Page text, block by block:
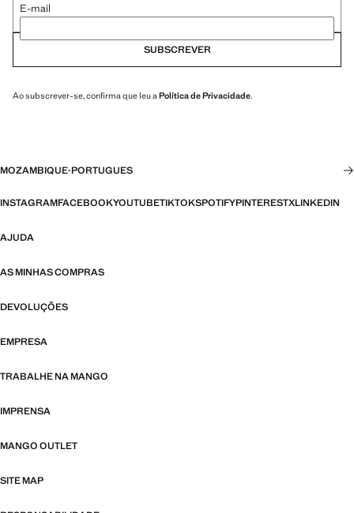
E-mail
SUBSCREVER
Ao subscrever-se, confirma que leu a Política de Privacidade.
MOZAMBIQUE·PORTUGUES
INSTAGRAMFACEBOOKYOUTUBETIKTOKSPOTIFYPINTERESTXLINKEDIN
AJUDA
AS MINHAS COMPRAS
DEVOLUÇÕES
EMPRESA
TRABALHE NA MANGO
IMPRENSA
MANGO OUTLET
SITE MAP